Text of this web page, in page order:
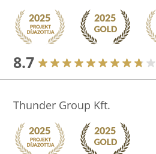
8.7
Thunder Group Kft.